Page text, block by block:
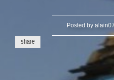
Posted by
share